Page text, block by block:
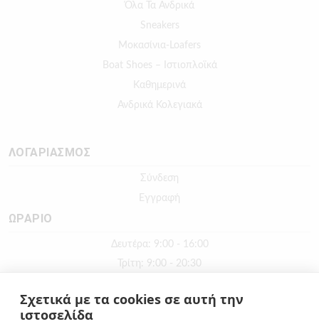
Όλα Τα Ανδρικά
Sneakers
Μοκασίνια-Loafers
Boat Shoes – Ιστιοπλοϊκά
Καθημερινά
Ανδρικά Κολεγιακά
ΛΟΓΑΡΙΑΣΜΟΣ
Σύνδεση
Εγγραφή
ΩΡΑΡΙΟ
Δευτέρα: 9:00 - 16:00
Τρίτη: 9:00 - 20:30
Πέμπτη: 9:00 - 20:30
Σχετικά με τα cookies σε αυτή την
ιστοσελίδα